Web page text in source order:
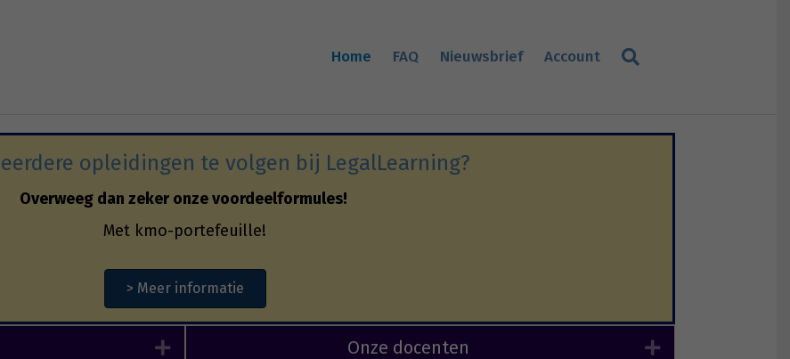
Home FAQ Nieuwsbrief Account
opleidingen te volgen bij LegalLearning?
Overweeg dan zeker onze voordeelformules!
Met kmo-portefeuille!
> Meer informatie
Expand Onze docenten Expand